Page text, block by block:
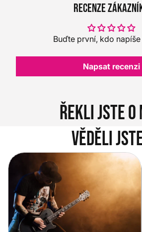
Recenze
Buďte první, kdo
Napsat recenzi
Řekli jste o
Věděli
Vítejte na novém e-shopu Music
City